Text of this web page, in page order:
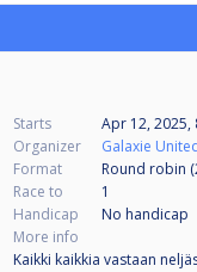
Starts
Apr 12, 2025,
Organizer
Galaxie
Format
Round robin
Race to
1
Handicap
No handicap
More info
Kaikki kaikkia vastaan